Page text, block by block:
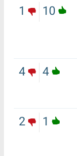
10
1
4
4
1
2